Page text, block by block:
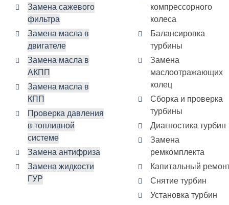
Замена сажевого
фильтра
Замена масла в
двигателе
Замена масла в
АКПП
Замена масла в
КПП
Проверка давления
в топливной
системе
Замена антифриза
Замена жидкости
ГУР
компрессорного
колеса
Балансировка
турбины
Замена
маслоотражающих
колец
Сборка и проверка
турбины
Диагностика турбин
Замена
ремкомплекта
Капитальный
Снятие турбин
Установка турбин